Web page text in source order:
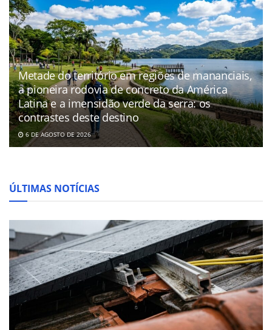
Metade do território em regiões de mananciais,
a pioneira rodovia de concreto da América
Latina e a imensidão verde da serra: os
contrastes deste destino
6 DE AGOSTO DE 2026
ÚLTIMAS NOTÍCIAS